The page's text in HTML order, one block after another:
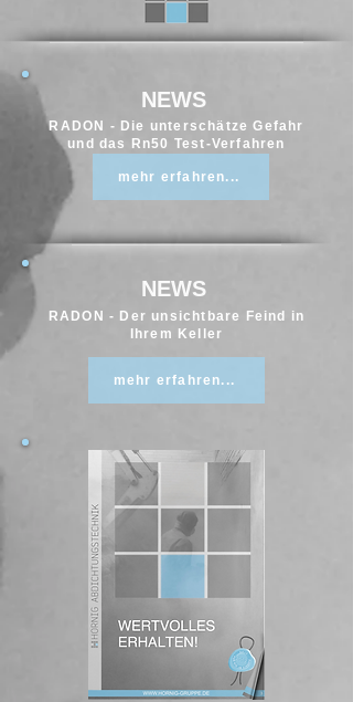
NEWS
RADON - Die unterschätze Gefahr
und das Rn50 Test-Verfahren
mehr erfahren...
NEWS
RADON - Der unsichtbare Feind in
Ihrem Keller
mehr erfahren...